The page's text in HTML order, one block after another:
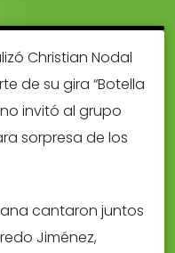
Christian Nodal
de su gira “Botella
invitó al grupo
sorpresa de los
cantaron juntos
Jiménez,